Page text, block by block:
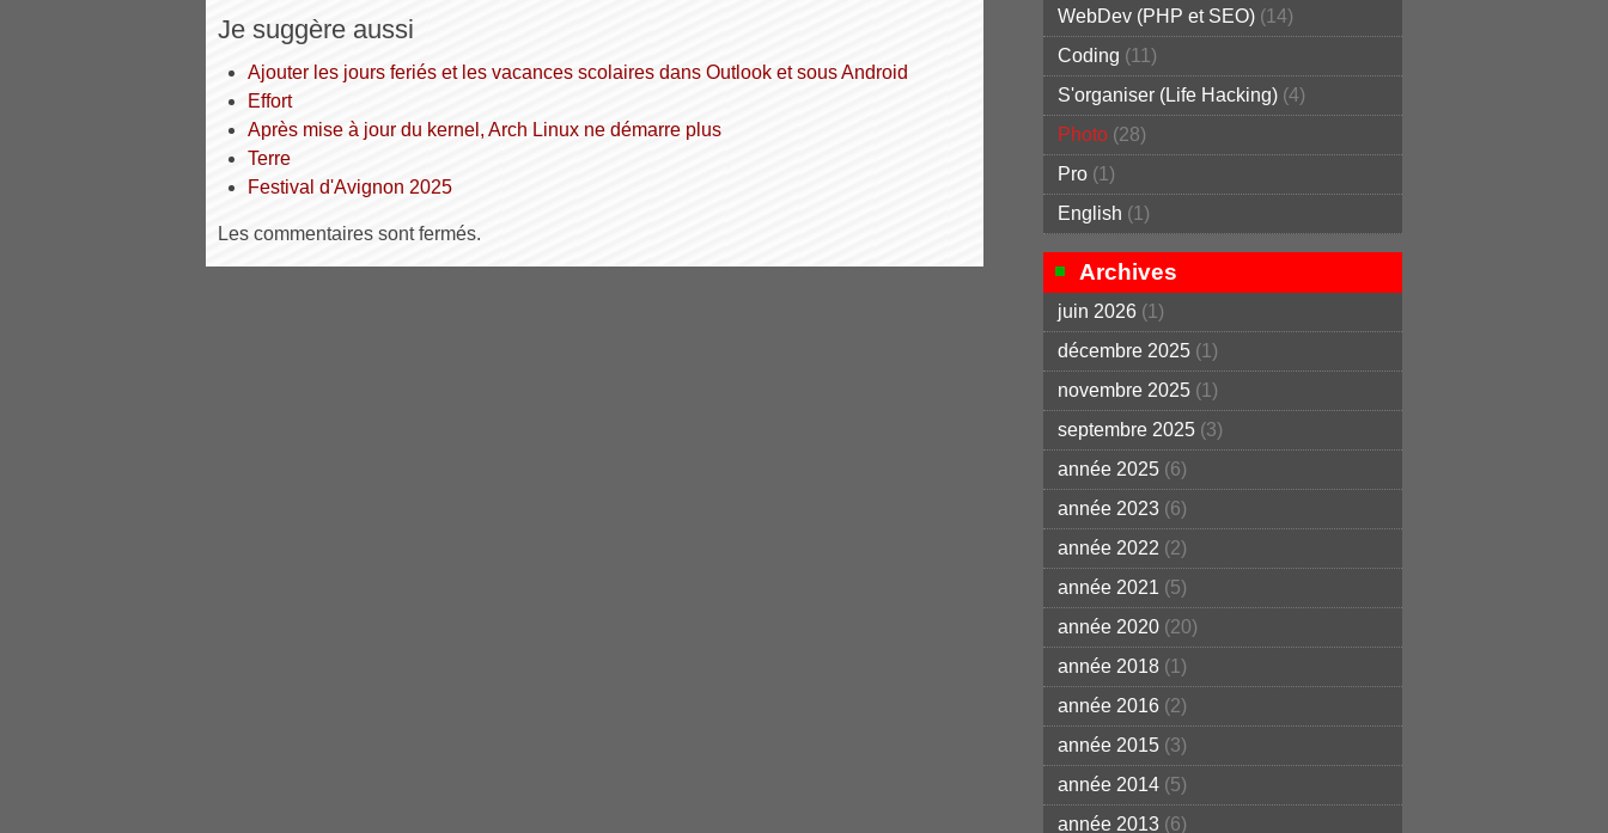
Je suggère aussi
Ajouter les jours feriés et les vacances scolaires dans Outlook et sous Android
Effort
Après mise à jour du kernel, Arch Linux ne démarre plus
Terre
Festival d'Avignon 2025
Les commentaires sont fermés.
WebDev (PHP et SEO) (14)
Coding (11)
S'organiser (Life Hacking) (4)
Photo (28)
Pro (1)
English (1)
Archives
juin 2026 (1)
décembre 2025 (1)
novembre 2025 (1)
septembre 2025 (3)
année 2025 (6)
année 2023 (6)
année 2022 (2)
année 2021 (5)
année 2020 (20)
année 2018 (1)
année 2016 (2)
année 2015 (3)
année 2014 (5)
année 2013 (6)